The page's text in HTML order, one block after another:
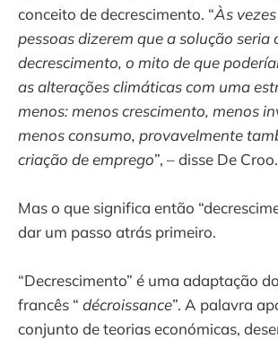
conceito de decrescimento. “Às
pessoas dizerem que a solução seria
decrescimento, o mito de que
as alterações climáticas com uma
menos: menos crescimento, menos
menos consumo, provavelmente
criação de emprego”, – disse De Croo.
Mas o que significa então
dar um passo atrás primeiro.
“Decrescimento” é uma adaptação
francês “ décroissance”. A palavra
conjunto de teorias económicas,